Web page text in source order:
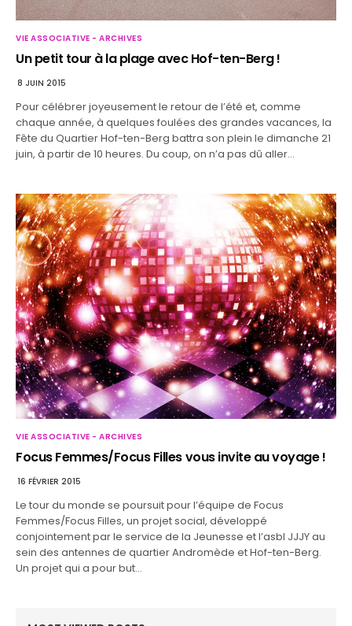
VIE ASSOCIATIVE - ARCHIVES
Un petit tour à la plage avec Hof-ten-Berg !
8 JUIN 2015
Pour célébrer joyeusement le retour de l’été et, comme
chaque année, à quelques foulées des grandes vacances, la
Fête du Quartier Hof-ten-Berg battra son plein le dimanche 21
juin, à partir de 10 heures. Du coup, on n’a pas dû aller…
VIE ASSOCIATIVE - ARCHIVES
Focus Femmes/Focus Filles vous invite au voyage !
16 FÉVRIER 2015
Le tour du monde se poursuit pour l’équipe de Focus
Femmes/Focus Filles, un projet social, développé
conjointement par le service de la Jeunesse et l’asbl JJJY au
sein des antennes de quartier Andromède et Hof-ten-Berg.
Un projet qui a pour but…